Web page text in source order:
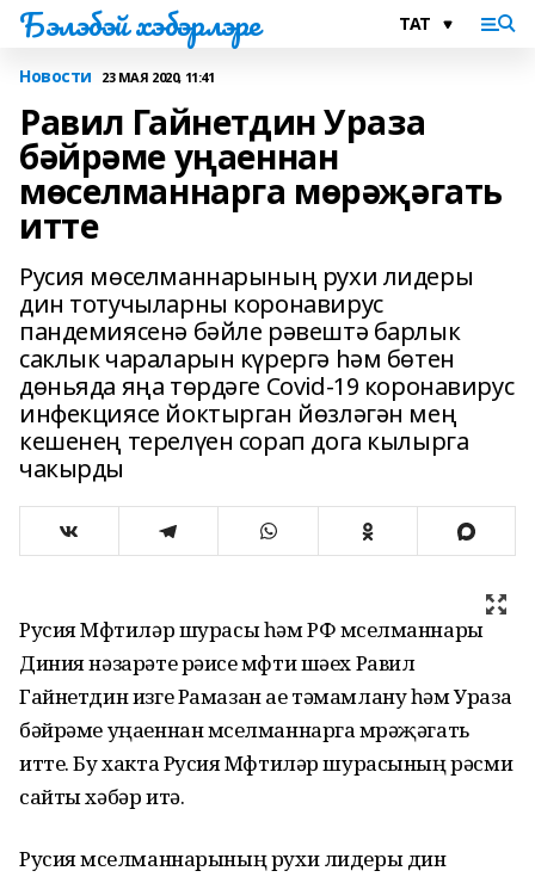
Бэлэбэй хэбэрлэре
Новости 23 МАЯ 2020, 11:41
Равил Гайнетдин Ураза
бәйрәме уңаеннан
мөселманнарга мөрәҗәгать
итте
Русия мөселманнарының рухи лидеры
дин тотучыларны коронавирус
пандемиясенә бәйле рәвештә барлык
саклык чараларын күрергә һәм бөтен
дөньяда яңа төрдәге Covid-19 коронавирус
инфекциясе йоктырган йөзләгән мең
кешенең терелүен сорап дога кылырга
чакырды
Русия Мөфтиләр шурасы һәм РФ мөселманнары
Диния нәзарәте рәисе мөфти шәех Равил
Гайнетдин изге Рамазан ае тәмамлану һәм Ураза
бәйрәме уңаеннан мөселманнарга мөрәҗәгать
итте. Бу хакта Русия Мөфтиләр шурасының рәсми
сайты хәбәр итә.
Русия мөселманнарының рухи лидеры дин